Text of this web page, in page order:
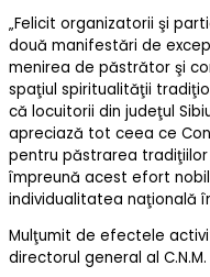
„Felicit organizatorii şi
două manifestări de
menirea de păstrător şi
spaţiul spiritualităţii
că locuitorii din judeţul
apreciază tot ceea ce
pentru păstrarea
împreună acest efort
individualitatea naţională
Mulţumit de efectele
directorul general al